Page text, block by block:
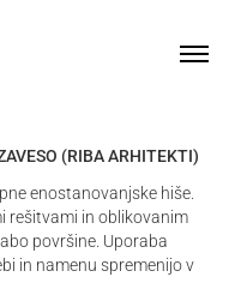
(RIBA ARHITEKTI)
enostanovanjske hiše.
rešitvami in oblikovanim
površine. Uporaba
in namenu spremenijo v